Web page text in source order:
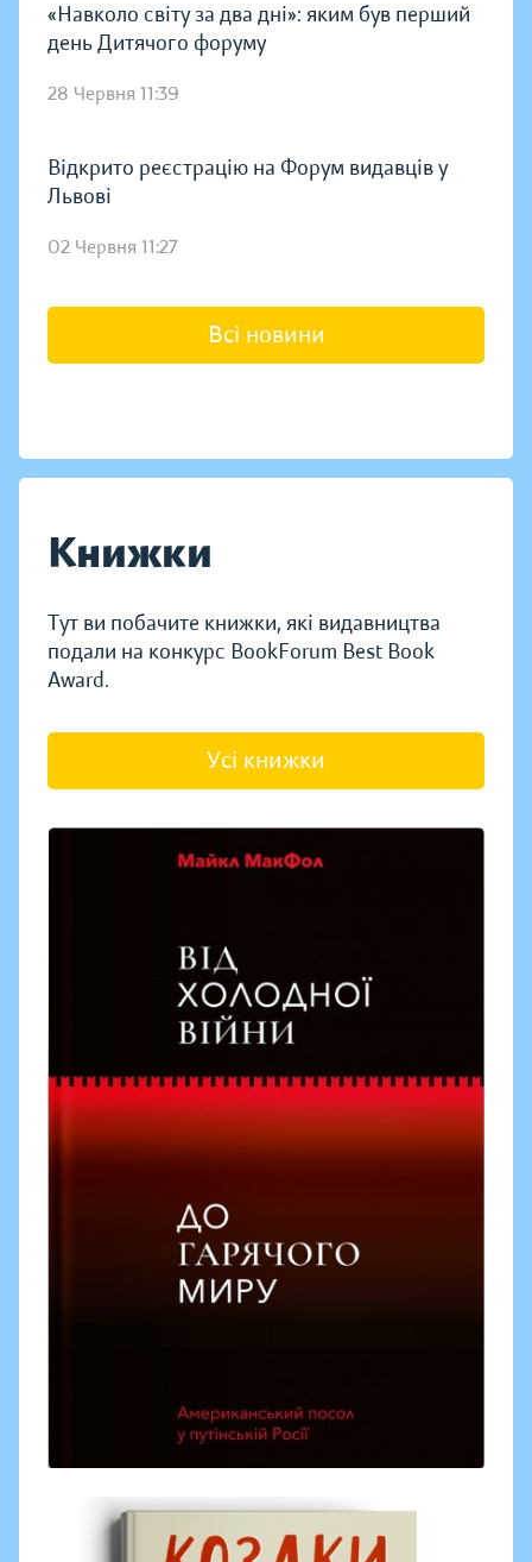
«Навколо світу за два дні»: яким був перший
день Дитячого форуму
28 Червня 11:39
Відкрито реєстрацію на Форум видавців у
Львові
02 Червня 11:27
Всі новини
Книжки
Тут ви побачите книжки, які видавництва
подали на конкурс BookForum Best Book
Award.
Усі книжки